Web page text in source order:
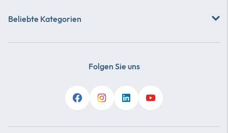
Beliebte Kategorien
Folgen Sie uns